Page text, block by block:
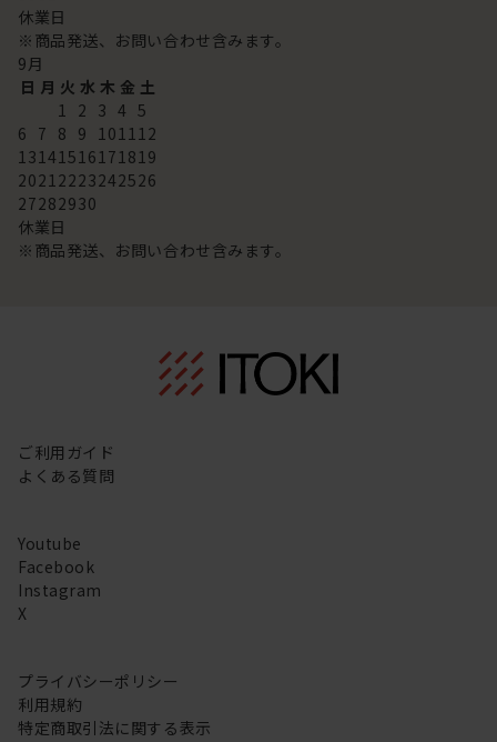
休業日
※商品発送、お問い合わせ含みます。
9月
日 月 火 水 木 金 土
1 2 3 4 5
6 7 8 9 101112
13141516171819
20212223242526
27282930
休業日
※商品発送、お問い合わせ含みます。
ご利用ガイド
よくある質問
Youtube
Facebook
Instagram
X
プライバシーポリシー
利用規約
特定商取引法に関する表示